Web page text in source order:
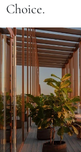
Choice.